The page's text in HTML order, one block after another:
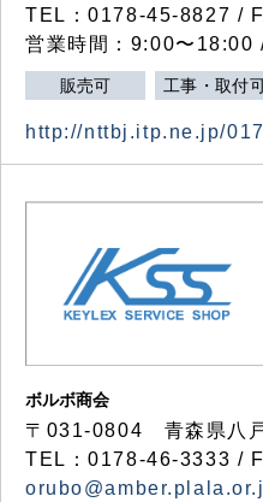
TEL：0178-45-8827 /
営業時間：9:00〜18:00
販売可 工事・取付
http://nttbj.itp.ne.jp/
ボルボ商会
〒031-0804 青森県八
TEL：0178-46-3333 /